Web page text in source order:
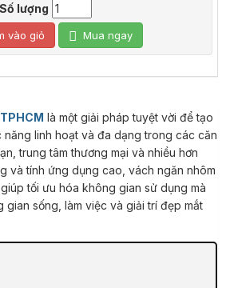
Số lượng
vào giỏ Mua ngay
là một giải pháp tuyệt vời để tạo
linh hoạt và đa dạng trong các căn
trung tâm thương mại và nhiều hơn
và tính ứng dụng cao, vách ngăn nhôm
tối ưu hóa không gian sử dụng mà
sống, làm việc và giải trí đẹp mắt